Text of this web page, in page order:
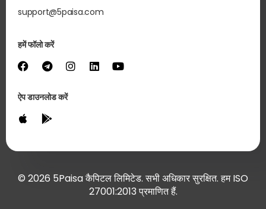
support@5paisa.com
हमें फॉलो करें
ऐप डाउनलोड करें
© 2026 5Paisa कैपिटल लिमिटेड. सभी अधिकार सुरक्षित. हम ISO
27001:2013 प्रमाणित हैं.